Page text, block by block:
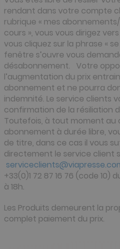
rendant dans votre compte
rubrique « mes
cours », vous vous dirigez
vous cliquez sur la phrase «
fenêtre s’ouvre vous
désabonnement. Votre
l’augmentation du prix
abonnement et ne pourra
indemnité. Le service clients
confirmation de la résiliation
Toutefois, à tout moment au
abonnement à durée libre,
de titre, dans ce cas il vous
directement le service client
+33(0)1 72 87 16 76 (code 10)
à 18h.
Les Produits demeurent la
complet paiement du prix.